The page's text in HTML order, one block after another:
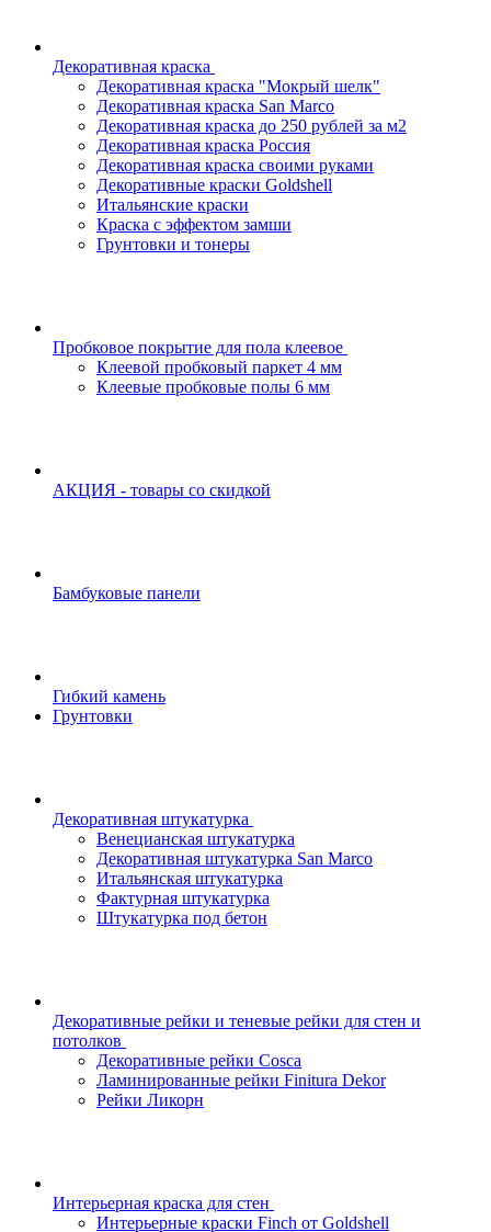
Декоративная краска
Декоративная краска "Мокрый шелк"
Декоративная краска San Marco
Декоративная краска до 250 рублей за м2
Декоративная краска Россия
Декоративная краска своими руками
Декоративные краски Goldshell
Итальянские краски
Краска с эффектом замши
Грунтовки и тонеры
Пробковое покрытие для пола клеевое
Клеевой пробковый паркет 4 мм
Клеевые пробковые полы 6 мм
АКЦИЯ - товары со скидкой
Бамбуковые панели
Гибкий камень
Грунтовки
Декоративная штукатурка
Венецианская штукатурка
Декоративная штукатурка San Marco
Итальянская штукатурка
Фактурная штукатурка
Штукатурка под бетон
Декоративные рейки и теневые рейки для стен и
потолков
Декоративные рейки Cosca
Ламинированные рейки Finitura Dekor
Рейки Ликорн
Интерьерная краска для стен
Интерьерные краски Finch от Goldshell